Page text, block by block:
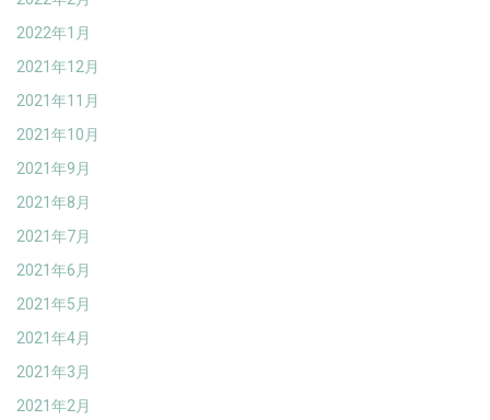
2022年1月
2021年12月
2021年11月
2021年10月
2021年9月
2021年8月
2021年7月
2021年6月
2021年5月
2021年4月
2021年3月
2021年2月